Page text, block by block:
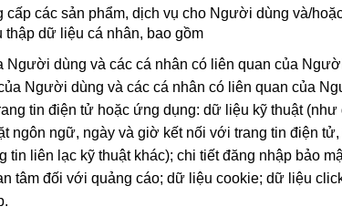
các sản phẩm, dịch vụ cho Người dùng và/
dữ liệu cá nhân, bao gồm
Người dùng và các cá nhân có liên quan của
Người dùng và các cá nhân có liên quan của
tin điện tử hoặc ứng dụng: dữ liệu kỹ thuật
ngôn ngữ, ngày và giờ kết nối với trang tin điện
tin liên lạc kỹ thuật khác); chi tiết đăng nhập bảo
tâm đối với quảng cáo; dữ liệu cookie; dữ liệu